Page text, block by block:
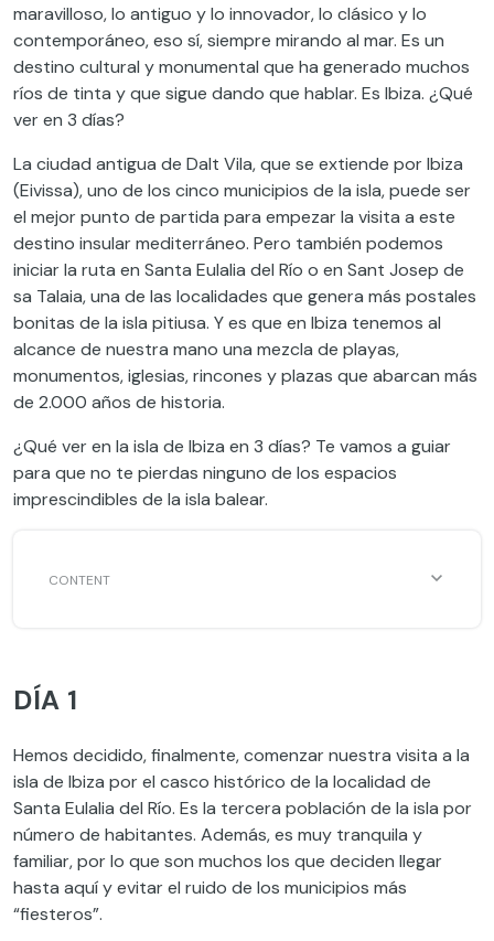
maravilloso, lo antiguo y lo innovador, lo clásico y lo
contemporáneo, eso sí, siempre mirando al mar. Es un
destino cultural y monumental que ha generado muchos
ríos de tinta y que sigue dando que hablar. Es Ibiza. ¿Qué
ver en 3 días?
La ciudad antigua de Dalt Vila, que se extiende por Ibiza
(Eivissa), uno de los cinco municipios de la isla, puede ser
el mejor punto de partida para empezar la visita a este
destino insular mediterráneo. Pero también podemos
iniciar la ruta en Santa Eulalia del Río o en Sant Josep de
sa Talaia, una de las localidades que genera más postales
bonitas de la isla pitiusa. Y es que en Ibiza tenemos al
alcance de nuestra mano una mezcla de playas,
monumentos, iglesias, rincones y plazas que abarcan más
de 2.000 años de historia.
¿Qué ver en la isla de Ibiza en 3 días? Te vamos a guiar
para que no te pierdas ninguno de los espacios
imprescindibles de la isla balear.
DÍA 1
Hemos decidido, finalmente, comenzar nuestra visita a la
isla de Ibiza por el casco histórico de la localidad de
Santa Eulalia del Río. Es la tercera población de la isla por
número de habitantes. Además, es muy tranquila y
familiar, por lo que son muchos los que deciden llegar
hasta aquí y evitar el ruido de los municipios más
“fiesteros”.